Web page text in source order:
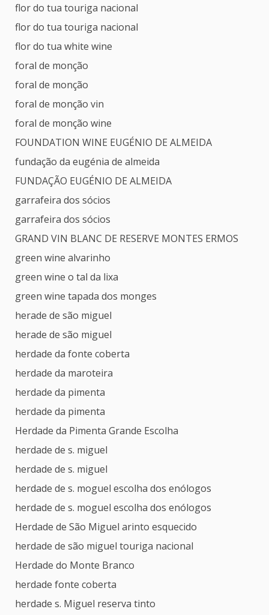
flor do tua touriga nacional
flor do tua touriga nacional
flor do tua white wine
foral de monção
foral de monção
foral de monção vin
foral de monção wine
FOUNDATION WINE EUGÉNIO DE ALMEIDA
fundação da eugénia de almeida
FUNDAÇÃO EUGÉNIO DE ALMEIDA
garrafeira dos sócios
garrafeira dos sócios
GRAND VIN BLANC DE RESERVE MONTES ERMOS
green wine alvarinho
green wine o tal da lixa
green wine tapada dos monges
herade de são miguel
herade de são miguel
herdade da fonte coberta
herdade da maroteira
herdade da pimenta
herdade da pimenta
Herdade da Pimenta Grande Escolha
herdade de s. miguel
herdade de s. miguel
herdade de s. moguel escolha dos enólogos
herdade de s. moguel escolha dos enólogos
Herdade de São Miguel arinto esquecido
herdade de são miguel touriga nacional
Herdade do Monte Branco
herdade fonte coberta
herdade s. Miguel reserva tinto